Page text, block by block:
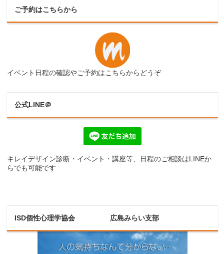
ご予約はこちらから
イベント日程の確認やご予約はこちらからどうぞ
公式LINE＠
キレイデザイン診断・イベント・講座等、日程のご相談はLINEか
らでも可能です
ISD個性心理学協会 広島みらい支部